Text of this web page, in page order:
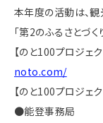
本年度の活動は、
「第2のふるさとづく
【のと100プロジェ
noto.com/
【のと100プロジェ
●能登事務局